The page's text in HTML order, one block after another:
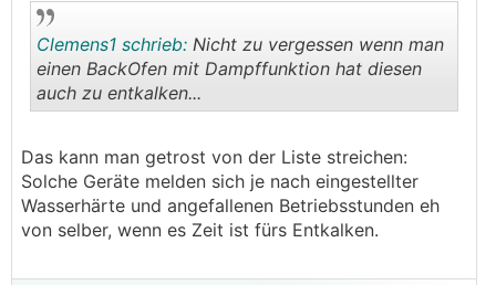
Clemens1 schrieb: Nicht zu vergessen wenn man
einen BackOfen mit Dampffunktion hat diesen
auch zu entkalken...
Das kann man getrost von der Liste streichen:
Solche Geräte melden sich je nach eingestellter
Wasserhärte und angefallenen Betriebsstunden eh
von selber, wenn es Zeit ist fürs Entkalken.